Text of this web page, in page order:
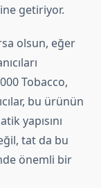
getiriyor.
olsun, eğer
Tobacco,
bu ürünün
yapısını
tat da bu
önemli bir